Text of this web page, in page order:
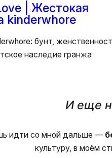
| Жестокая
kinderwhore
бунт,
наследие гранжа
И еще
идти со мной дальше —
культуру, в моём